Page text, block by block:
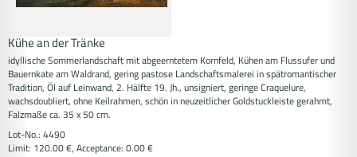
Kühe an der Tränke
idyllische Sommerlandschaft mit abgeerntetem Kornfeld, Kühen am Flussufer und
Bauernkate am Waldrand, gering pastose Landschaftsmalerei in spätromantischer
Tradition, Öl auf Leinwand, 2. Hälfte 19. Jh., unsigniert, geringe Craquelure,
wachsdoubliert, ohne Keilrahmen, schön in neuzeitlicher Goldstuckleiste gerahmt,
Falzmaße ca. 35 x 50 cm.
Lot-No.: 4490
Limit: 120.00 €, Acceptance: 0.00 €